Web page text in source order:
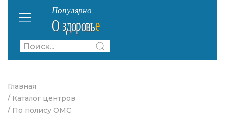
Главная
/ Каталог центров
/ По полису ОМС